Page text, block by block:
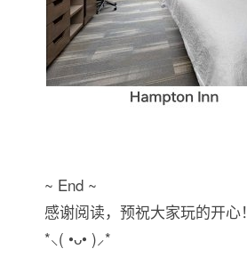
~ End ~
感谢阅读，预祝大家玩的开心！
*⸜( •ᴗ• )⸝*